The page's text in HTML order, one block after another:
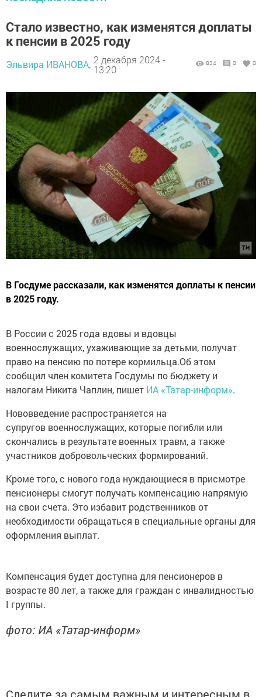
Стало известно, как изменятся доплаты
к пенсии в 2025 году
Эльвира ИВАНОВА, 2 декабря 2024 -
13:20
834 0 0
В Госдуме рассказали, как изменятся доплаты к пенсии
в 2025 году.
В России с 2025 года вдовы и вдовцы
военнослужащих, ухаживающие за детьми, получат
право на пенсию по потере кормильца.Об этом
сообщил член комитета Госдумы по бюджету и
налогам Никита Чаплин, пишет ИА «Татар-информ».
Нововведение распространяется на
супругов военнослужащих, которые погибли или
скончались в результате военных травм, а также
участников добровольческих формирований.
Кроме того, с нового года нуждающиеся в присмотре
пенсионеры смогут получать компенсацию напрямую
на свои счета. Это избавит родственников от
необходимости обращаться в специальные органы для
оформления выплат.
Компенсация будет доступна для пенсионеров в
возрасте 80 лет, а также для граждан с инвалидностью
I группы.
фото: ИА «Татар-информ»